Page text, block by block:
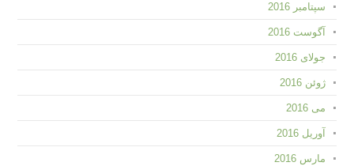
سپتامبر 2016
آگوست 2016
جولای 2016
ژوئن 2016
می 2016
آوریل 2016
مارس 2016